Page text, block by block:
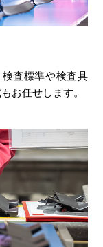
査標準や検査具
お任せします。